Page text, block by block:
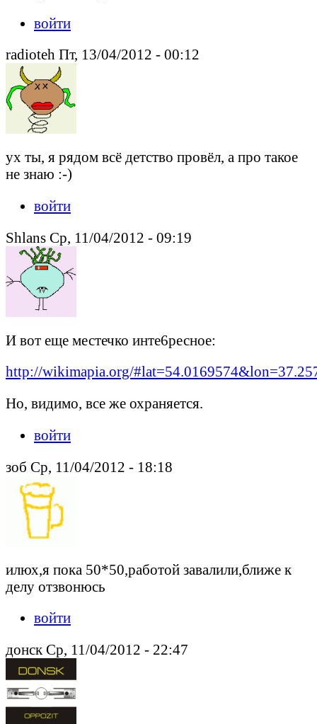
войти
radioteh Пт, 13/04/2012 - 00:12
ух ты, я рядом всё детство провёл, а про такое
не знаю :-)
войти
Shlans Ср, 11/04/2012 - 09:19
И вот еще местечко инте6ресное:
http://wikimapia.org/
Но, видимо, все же охраняется.
войти
зоб Ср, 11/04/2012 - 18:18
илюх,я пока 50*50,работой завалили,ближе к
делу отзвонюсь
войти
донск Ср, 11/04/2012 - 22:47